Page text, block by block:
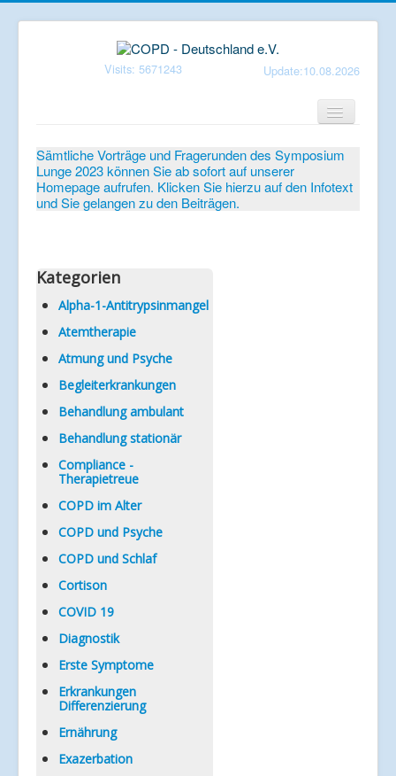
Visits: 5671243 Update:10.08.2026
Verein
Patientenbroschüren
Mediathek
Aktuelles
Veranstaltungen
Informationen
Verlinkungen
Sämtliche Vorträge und Fragerunden des Symposium
Lunge 2023 können Sie ab sofort auf unserer
Homepage aufrufen. Klicken Sie hierzu auf den Infotext
und Sie gelangen zu den Beiträgen.
Kategorien
Alpha-1-Antitrypsinmangel
Atemtherapie
Atmung und Psyche
Begleiterkrankungen
Behandlung ambulant
Behandlung stationär
Compliance -
Therapietreue
COPD im Alter
COPD und Psyche
COPD und Schlaf
Cortison
COVID 19
Diagnostik
Erste Symptome
Erkrankungen
Differenzierung
Ernährung
Exazerbation